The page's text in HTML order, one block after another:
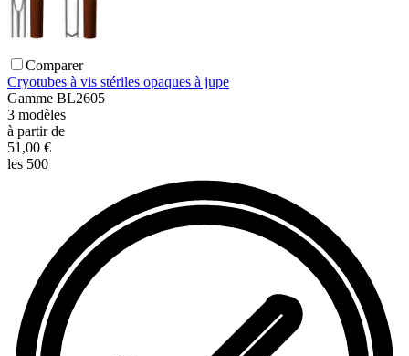
Comparer
Cryotubes à vis stériles opaques à jupe
Gamme BL2605
3 modèles
à partir de
51,00 €
les 500